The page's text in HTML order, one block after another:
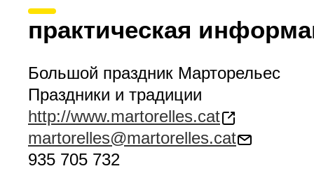
практическая
Большой праздник Марторельес
Праздники и традиции
http://www.martorelles.cat
martorelles@martorelles.cat
935 705 732